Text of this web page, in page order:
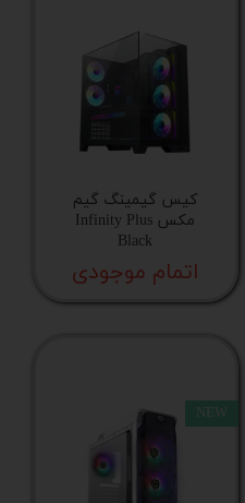
کیس گیمینگ گیم
مکس Infinity Plus
Black
اتمام موجودی
NEW